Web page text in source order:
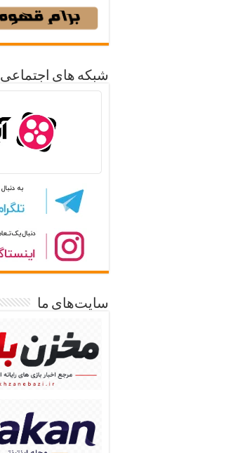
شبکه های اجتماعی
سایت‌های ما